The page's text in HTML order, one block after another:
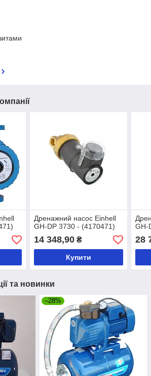
Дренажний насос Einhell
GH-DP 3730 - (4170471)
14 348,90₴
Купити
GH-
28
та новинки
–28%